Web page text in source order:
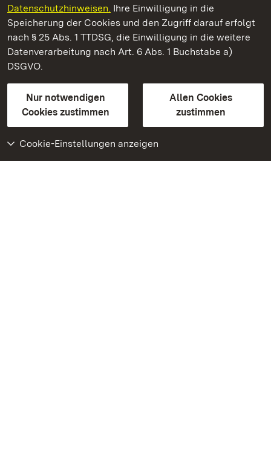
Datenschutzhinweisen. Ihre Einwilligung in die
Speicherung der Cookies und den Zugriff darauf erfolgt
nach § 25 Abs. 1 TTDSG, die Einwilligung in die weitere
Datenverarbeitung nach Art. 6 Abs. 1 Buchstabe a)
DSGVO.
Nur notwendigen
Cookies zustimmen
Allen Cookies
zustimmen
Cookie-Einstellungen anzeigen
Barockschloss Mannheim
Staatliche Schlösser und Gärten Baden-Württemberg
Kontakt
GebärdenspracheLeichte Sprache
Erklärung zur Barrierefreiheit
BITV-konform (geprüfte Seiten)
Weiteres